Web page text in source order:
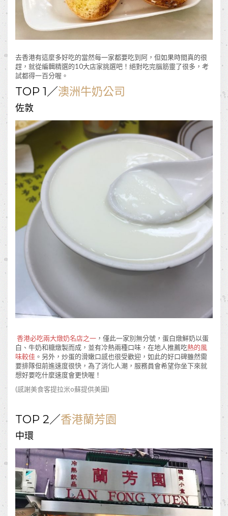
去香港有這麼多好吃的當然每一家都要吃到阿，但如果時間真的很
趕，就從編輯精選的10大店家挑選吧！絕對吃完腦筋靈了很多，考
試都得一百分喔。
TOP 1／澳洲牛奶公司
佐敦
香港必吃兩大燉奶名店之一 ，僅此一家別無分號，蛋白燉鮮奶以蛋
白、牛奶和糖燉製而成，並有冷熱兩種口味，在地人推薦吃熱的風
味較佳 。另外，炒蛋的滑嫩口感也很受歡迎，如此的好口碑雖然需
要排隊但前進速度很快，為了消化人潮，服務員會希望你坐下來就
想好要吃什麼速度會更快喔！
(感謝美食客提拉米o蘇提供美圖)
TOP 2／香港蘭芳園
中環